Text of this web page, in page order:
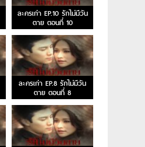
ละครเก่า EP.10 รักไม่มีวัน
ตาย ตอนที่ 10
ละครเก่า EP.8 รักไม่มีวัน
ตาย ตอนที่ 8